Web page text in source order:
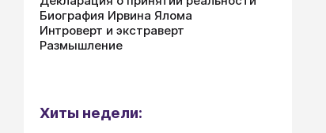
Биография Ирвина Ялома
Интроверт и экстраверт
Размышление
Хиты недели: